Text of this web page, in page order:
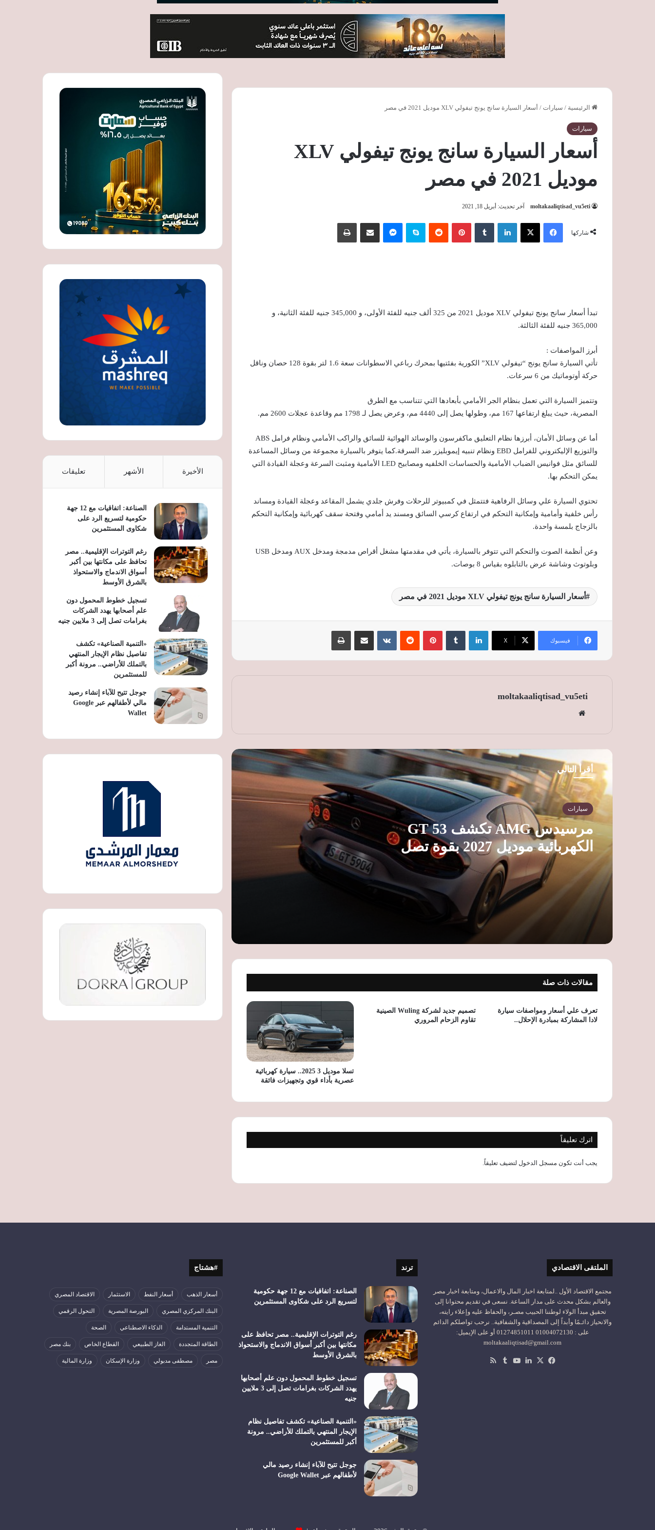
الرئيسية / سيارات / أسعار السيارة سانج يونج تيفولي XLV موديل 2021 في مصر
سيارات
أسعار السيارة سانج يونج تيفولي XLV
موديل 2021 في مصر
moltakaaliqtisad_vu5eti آخر تحديث: أبريل 18, 2021
شاركها
فيسبوك ‫X لينكدإن بينتيريست سكايب
تبدأ أسعار سانج يونج تيفولي XLV موديل 2021 من 325 ألف جنيه للفئة الأولى، و 345,000 جنيه للفئة الثانية، و
365,000 جنيه للفئة الثالثة.
أبرز المواصفات :
تأتي السيارة سانج يونج “تيفولي XLV” الكورية بفئتيها بمحرك رباعي الاسطوانات سعة 1.6 لتر بقوة 128 حصان وناقل
حركة أوتوماتيك من 6 سرعات.
وتتميز السيارة التي تعمل بنظام الجر الأمامي بأبعادها التي تتناسب مع الطرق
المصرية، حيث يبلغ ارتفاعها 167 مم، وطولها يصل إلى 4440 مم، وعرض يصل لـ 1798 مم وقاعدة عجلات 2600 مم.
أما عن وسائل الأمان، أبرزها نظام التعليق ماكفرسون والوسائد الهوائية للسائق والراكب الأمامي ونظام فرامل ABS
والتوزيع الإليكتروني للفرامل EBD ونظام تنبيه إيموبليزر ضد السرقة.كما يتوفر بالسيارة مجموعة من وسائل المساعدة
للسائق مثل فوانيس الضباب الأمامية والحساسات الخلفيه ومصابيح LED الأمامية ومثبت السرعة وعجلة القيادة التي
يمكن التحكم بها.
تحتوي السيارة علي وسائل الرفاهية فتتمثل في كمبيوتر للرحلات وفرش جلدي يشمل المقاعد وعجلة القيادة ومساند
رأس خلفية وأمامية وإمكانية التحكم في ارتفاع كرسي السائق ومسند يد أمامي وفتحة سقف كهربائية وإمكانية التحكم
بالزجاج بلمسة واحدة.
وعن أنظمة الصوت والتحكم التي تتوفر بالسيارة، يأتي في مقدمتها مشغل أقراص مدمجة ومدخل AUX ومدخل USB
وبلوتوث وشاشة عرض بالتابلوه بقياس 8 بوصات.
أسعار السيارة سانج يونج تيفولي XLV موديل 2021 في مصر
فيسبوك ‫X
لينكدإن بينتيريست
moltakaaliqtisad_vu5eti
الوي
أقرأ التالي
سيارات
مرسيدس AMG تكشف GT 53
الكهربائية موديل 2027 بقوة تصل
إلى 1153 حصانًا
موديل 2027 بقوة تصل إلى 1153 حصانًا
ريزفاني Beast X.. سيارة خارقة بقوة 1560
حصانًا وإنتاج يقتصر على 5 نسخ
حصانًا وتقنيات أمان متطورة
مليون ريال
بي واي دي Ti7 موديل 2026 تصل
تويوتا برادو 2026 في السعودية.. المواصفات
الكاملة والأسعار وأبرز التجهيزات
مقالات ذات صلة
تعرف علي أسعار ومواصفات سيارة
لادا المشاركة بمبادرة الإحلال..
تصميم جديد لشركة Wuling الصينية
تقاوم الزحام المروري
تسلا موديل 3 2025.. سيارة كهربائية
عصرية بأداء قوي وتجهيزات فائقة
اترك تعليقاً
يجب أنت تكون مسجل الدخول لتضيف تعليقاً.
الأخيرة الأشهر تعليقات
الصناعة: اتفاقيات مع 12 جهة
حكومية لتسريع الرد على
شكاوى المستثمرين
رغم التوترات الإقليمية.. مصر
تحافظ على مكانتها بين أكبر
أسواق الاندماج والاستحواذ
بالشرق الأوسط
تسجيل خطوط المحمول دون
علم أصحابها يهدد الشركات
بغرامات تصل إلى 3 ملايين جنيه
«التنمية الصناعية» تكشف
تفاصيل نظام الإيجار المنتهي
بالتملك للأراضي.. مرونة أكبر
للمستثمرين
جوجل تتيح للآباء إنشاء رصيد
مالي لأطفالهم عبر Google
Wallet
الملتقى الاقتصادي
مجتمع الاقتصاد الأول ..لمتابعة اخبار المال والاعمال، ومتابعة اخبار مصر
والعالم بشكل محدث على مدار الساعة. نسعى في تقديم محتوانا إلى
تحقيق مبدأ الولاء لوطننا الحبيب مصـر، والحفاظ عليه وإعلاء رايته،
والانحياز دائـمًا وأبداً إلى المصداقية والشفافية.. نرحب تواصلكم الدائم
على : 01004072130 01274851011 أو على الإيميل:
moltakaaliqtisad@gmail.com
فيسبوك
‫X لينكدإن‫YouTube
ترند
الصناعة: اتفاقيات مع 12 جهة حكومية
لتسريع الرد على شكاوى المستثمرين
رغم التوترات الإقليمية.. مصر تحافظ على
مكانتها بين أكبر أسواق الاندماج والاستحواذ
بالشرق الأوسط
تسجيل خطوط المحمول دون علم أصحابها
يهدد الشركات بغرامات تصل إلى 3 ملايين
جنيه
«التنمية الصناعية» تكشف تفاصيل نظام
الإيجار المنتهي بالتملك للأراضي.. مرونة
أكبر للمستثمرين
جوجل تتيح للآباء إنشاء رصيد مالي
لأطفالهم عبر Google Wallet
#هشتاج
أسعار الذهب أسعار النفط الاستثمار الاقتصاد المصري
البنك المركزي المصري البورصة المصرية التحول الرقمي
التنمية المستدامة الذكاء الاصطناعي الصحة
الطاقة المتجددة الغاز الطبيعي القطاع الخاص بنك مصر
مصر مصطفى مدبولي وزارة الإسكان وزارة المالية